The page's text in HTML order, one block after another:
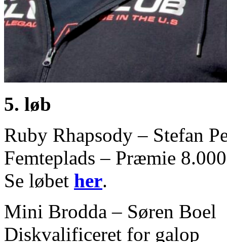
5. løb
Ruby Rhapsody – Stefan
Femteplads – Præmie
Se løbet her.
Mini Brodda – Søren Boel
Diskvalificeret for galop